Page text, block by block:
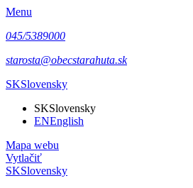
Menu
045/5389000
starosta@obecstarahuta.sk
SKSlovensky
SKSlovensky
ENEnglish
Mapa webu
Vytlačiť
SKSlovensky